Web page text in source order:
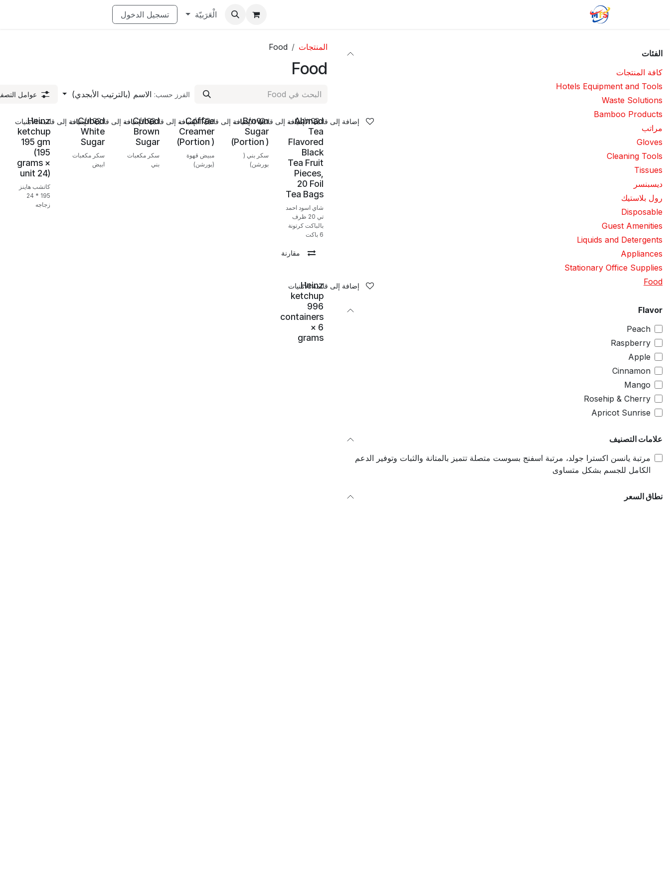
تخطي للذهاب إلى المحتوى
الْعَرَبيّة تسجيل الدخول
الفئات
كافة المنتجات
Hotels Equipment and Tools
Waste Solutions
Bamboo Products
مراتب
Gloves
Cleaning Tools
Tissues
ديسبنسر
رول بلاستيك
Disposable
Guest Amenities
Liquids and Detergents
Appliances
Stationary Office Supplies
Food
Flavor
Peach
Raspberry
Apple
Cinnamon
Mango
Rosehip & Cherry
Apricot Sunrise
علامات التصنيف
مرتبة يانسن اكسترا جولد، مرتبة اسفنج بسوست متصلة تتميز بالمتانة والثبات وتوفير الدعم
الكامل للجسم بشكل متساوى
نطاق السعر
المنتجات Food
Food
الفرز حسب: الاسم (بالترتيب الأبجدي) عوامل
Ahmad
Tea
Flavored
Black
Tea Fruit
Pieces,
20 Foil
Tea Bags
شاي اسود احمد
تي 20 ظرف
بالباكت كرتونة
6 باكت
مقارنة
إضافة إلى قائمة الأمنيات
Brown
Sugar
(Portion )
سكر بني (
بورشن)
إضافة إلى قائمة الأمنيات
Coffee
Creamer
(Portion )
مبيض قهوة
(بورشن)
إضافة إلى قائمة الأمنيات
Cubed
Brown
Sugar
سكر مكعبات
بني
إضافة إلى قائمة الأمنيات
Cubed
White
Sugar
سكر مكعبات
ابيض
إضافة إلى قائمة الأمنيات
Heinz
ketchup
195 gm
(195
grams ×
unit 24)
كاتشب هاينز
195 * 24
زجاجه
إضافة إلى قائمة الأمنيات
Heinz
ketchup
996
containers
× 6
grams
إضافة إلى قائمة الأمنيات